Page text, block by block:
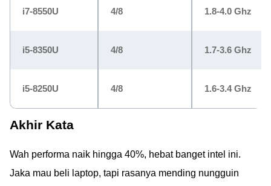
i7-8550U 4/8 1.8-4.0 Ghz
i5-8350U 4/8 1.7-3.6 Ghz
i5-8250U 4/8 1.6-3.4 Ghz
Akhir Kata
Wah performa naik hingga 40%, hebat banget intel ini.
Jaka mau beli laptop, tapi rasanya mending nungguin